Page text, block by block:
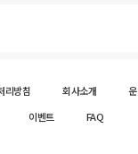
리방침 회사소개
이벤트 FAQ